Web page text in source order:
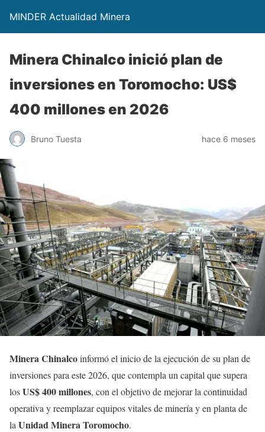
MINDER Actualidad Minera
Minera Chinalco inició plan de
inversiones en Toromocho: US$
400 millones en 2026
Bruno Tuesta hace 6 meses
MineraChinalcoinformó el inicio de la ejecución de su plan de
inversiones para este 2026, que contempla un capital que supera
losUS$ 400 millones, con el objetivo de mejorar la continuidad
operativa y reemplazar equipos vitales de minería y en planta de
la Unidad Minera Toromocho.